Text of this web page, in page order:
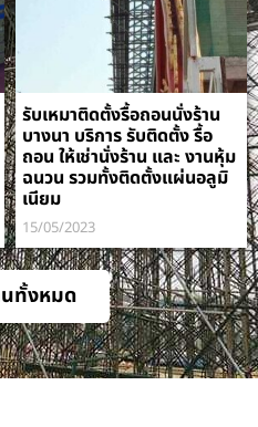
รับเหมาติดตั้งรื้อถอนนั่งร้าน
บางนา บริการ รับติดตั้ง รื้อ
ถอน ให้เช่านั่งร้าน และ งานหุ้ม
ฉนวน รวมทั้งติดตั้งแผ่นอลูมิ
เนียม
15/05/2023
ทั้งหมด